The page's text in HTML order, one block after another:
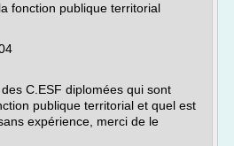
fonction publique territorial
C.ESF diplomées qui sont
publique territorial et quel est
expérience, merci de le